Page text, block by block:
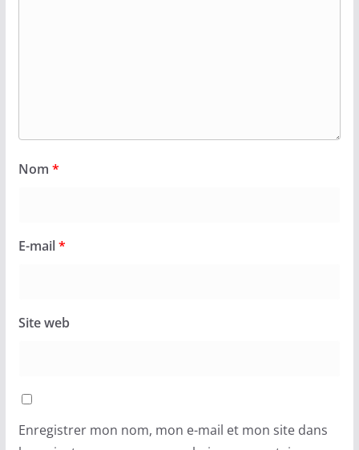
Nom *
E-mail*
Site web
Enregistrer mon nom, mon e-mail et mon site dans